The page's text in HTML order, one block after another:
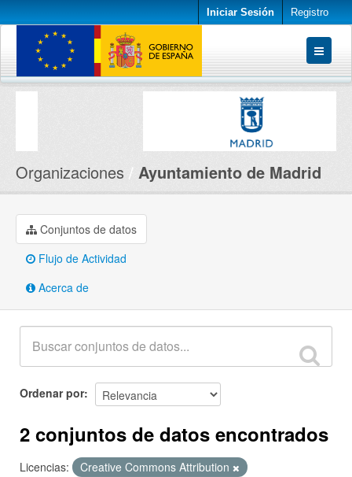
Iniciar Sesión Registro
Conjuntos de datos
Organizaciones Ayuntamiento de Madrid
Conjuntos de datos
Flujo de Actividad
Acerca de
Ordenar por
2 conjuntos de datos encontrados
Licencias:
Creative Commons Attribution